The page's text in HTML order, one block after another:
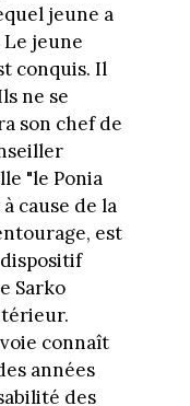
jeune a
jeune
conquis. Il
ne se
son chef de
"le Ponia
cause de la
est
Sarko
connaît
années
des